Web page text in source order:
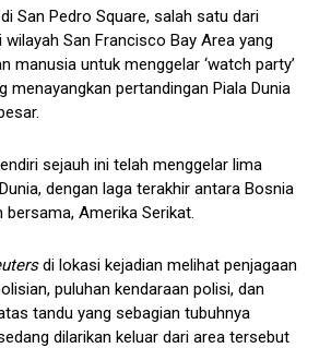
San Pedro Square, salah satu dari
San Francisco Bay Area yang
manusia untuk menggelar ‘watch party’
menayangkan pertandingan Piala Dunia
sejauh ini telah menggelar lima
dengan laga terakhir antara Bosnia
Amerika Serikat.
di lokasi kejadian melihat penjagaan
puluhan kendaraan polisi, dan
tandu yang sebagian tubuhnya
dilarikan keluar dari area tersebut